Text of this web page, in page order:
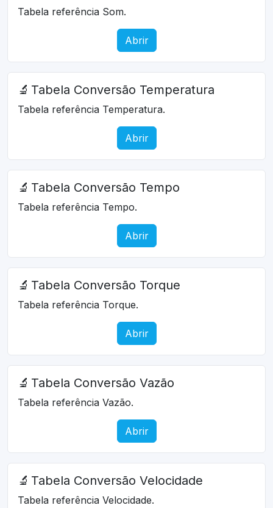
Tabela referência Som.
Abrir
🔬 Tabela Conversão Temperatura
Tabela referência Temperatura.
Abrir
🔬 Tabela Conversão Tempo
Tabela referência Tempo.
Abrir
🔬 Tabela Conversão Torque
Tabela referência Torque.
Abrir
🔬 Tabela Conversão Vazão
Tabela referência Vazão.
Abrir
🔬 Tabela Conversão Velocidade
Tabela referência Velocidade.